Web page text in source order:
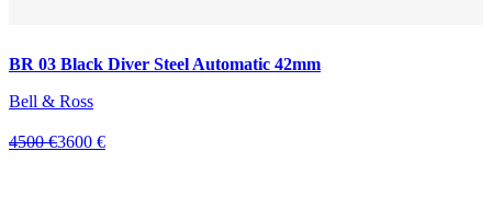
BR 03 Black Diver Steel Automatic 42mm
Bell & Ross
4500 €3600 €